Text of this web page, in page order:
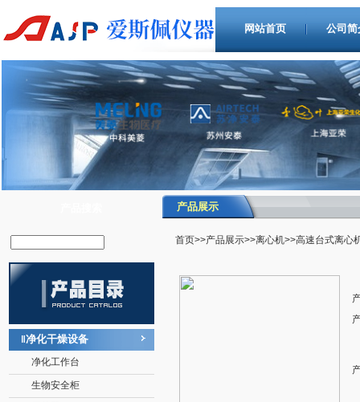
网站首页 公司简
净化干燥设备
净化工作台
生物安全柜
产品展示
首页>>产品展示>>离心机>>高速台式离心